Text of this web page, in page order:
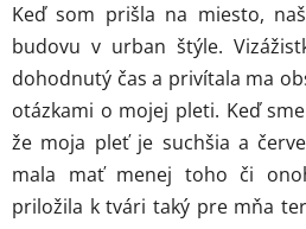
Keď som prišla na miesto,
budovu v urban štýle.
dohodnutý čas a privítala ma
otázkami o mojej pleti. Keď
že moja pleť je suchšia a
mala mať menej toho či
priložila k tvári taký pre mňa